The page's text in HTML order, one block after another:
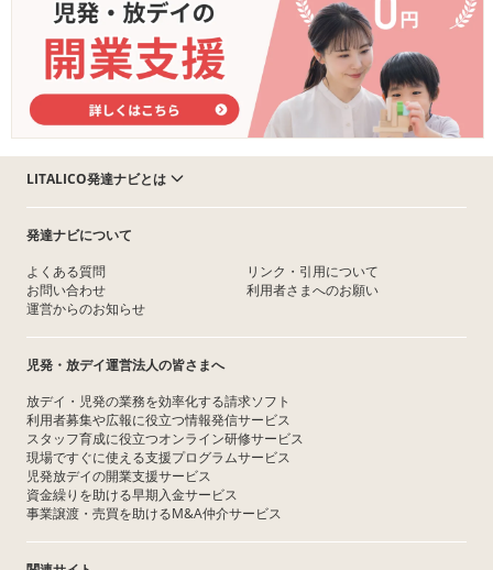
LITALICO発達ナビとは
発達ナビについて
よくある質問
お問い合わせ
運営からのお知らせ
リンク・引用について
利用者さまへのお願い
児発・放デイ運営法人の皆さまへ
放デイ・児発の業務を効率化する請求ソフト
利用者募集や広報に役立つ情報発信サービス
スタッフ育成に役立つオンライン研修サービス
現場ですぐに使える支援プログラムサービス
児発放デイの開業支援サービス
資金繰りを助ける早期入金サービス
事業譲渡・売買を助けるM&A仲介サービス